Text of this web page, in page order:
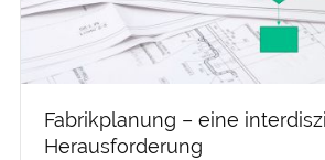
Fabrikplanung – eine
Herausforderung